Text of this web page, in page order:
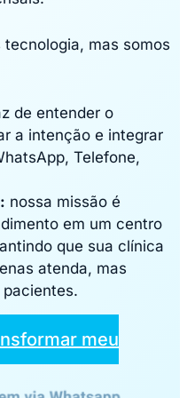
mas somos
de entender o
a intenção e integrar
Telefone,
nossa missão é
em um centro
que sua clínica
atenda, mas
meu